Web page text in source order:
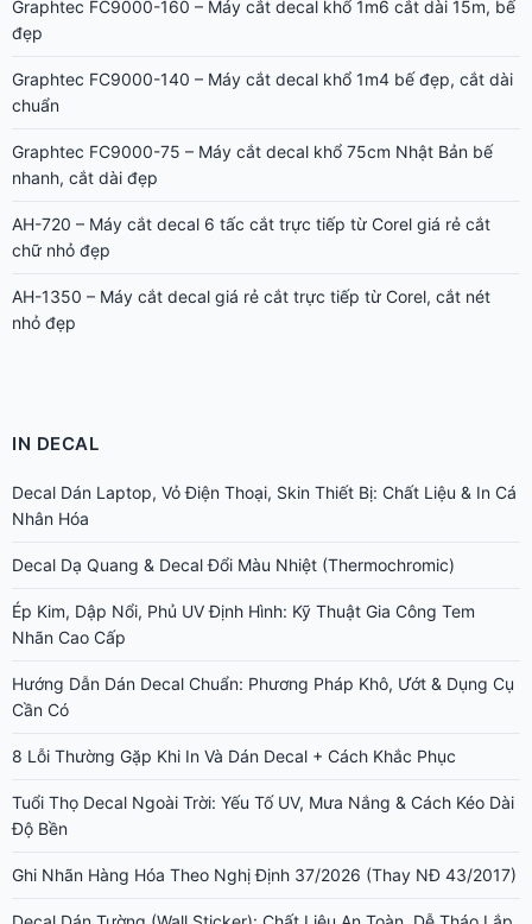
Graphtec FC9000-160 – Máy cắt decal khổ 1m6 cắt dài 15m, bế
đẹp
Graphtec FC9000-140 – Máy cắt decal khổ 1m4 bế đẹp, cắt dài
chuẩn
Graphtec FC9000-75 – Máy cắt decal khổ 75cm Nhật Bản bế
nhanh, cắt dài đẹp
AH-720 – Máy cắt decal 6 tấc cắt trực tiếp từ Corel giá rẻ cắt
chữ nhỏ đẹp
AH-1350 – Máy cắt decal giá rẻ cắt trực tiếp từ Corel, cắt nét
nhỏ đẹp
IN DECAL
Decal Dán Laptop, Vỏ Điện Thoại, Skin Thiết Bị: Chất Liệu & In Cá
Nhân Hóa
Decal Dạ Quang & Decal Đổi Màu Nhiệt (Thermochromic)
Ép Kim, Dập Nổi, Phủ UV Định Hình: Kỹ Thuật Gia Công Tem
Nhãn Cao Cấp
Hướng Dẫn Dán Decal Chuẩn: Phương Pháp Khô, Ướt & Dụng Cụ
Cần Có
8 Lỗi Thường Gặp Khi In Và Dán Decal + Cách Khắc Phục
Tuổi Thọ Decal Ngoài Trời: Yếu Tố UV, Mưa Nắng & Cách Kéo Dài
Độ Bền
Ghi Nhãn Hàng Hóa Theo Nghị Định 37/2026 (Thay NĐ 43/2017)